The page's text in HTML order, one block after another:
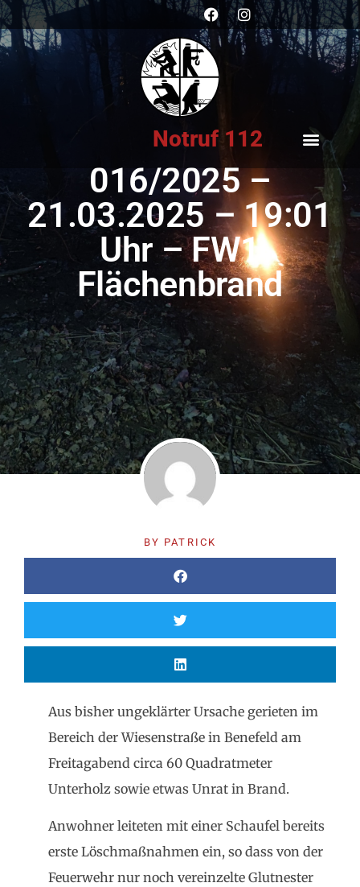
Notruf 112
016/2025 –
21.03.2025 – 19:01
Uhr – FW1
Flächenbrand
BY PATRICK
Aus bisher ungeklärter Ursache gerieten im
Bereich der Wiesenstraße in Benefeld am
Freitagabend circa 60 Quadratmeter
Unterholz sowie etwas Unrat in Brand.
Anwohner leiteten mit einer Schaufel bereits
erste Löschmaßnahmen ein, so dass von der
Feuerwehr nur noch vereinzelte Glutnester